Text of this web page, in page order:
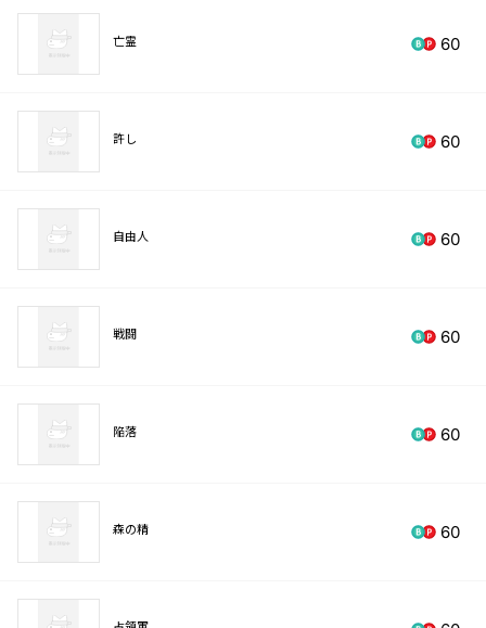
亡霊 60
許し 60
自由人 60
戦闘 60
陥落 60
森の精 60